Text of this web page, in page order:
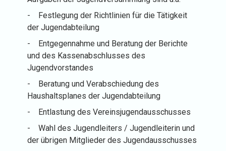
-
Festlegung der Richtlinien für die Tätigkeit
der Jugendabteilung
-
Entgegennahme und Beratung der Berichte
und des Kassenabschlusses des
Jugendvorstandes
-
Beratung und Verabschiedung des
Haushaltsplanes der Jugendabteilung
-
Entlastung des Vereinsjugendausschusses
-
Wahl des Jugendleiters / Jugendleiterin und
der übrigen Mitglieder des Jugendausschusses